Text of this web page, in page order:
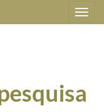
Toggle
navigation